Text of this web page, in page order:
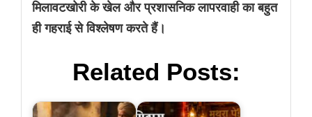
मिलावटखोरी के खेल और प्रशासनिक लापरवाही का बहुत
ही गहराई से विश्लेषण करते हैं।
Related Posts: